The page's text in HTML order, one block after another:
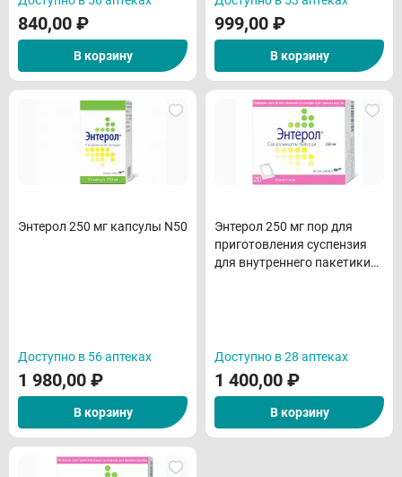
840,00 ₽
В корзину
999,00 ₽
В корзину
Энтерол 250 мг капсулы N50
Доступно в 56 аптеках
1 980,00 ₽
В корзину
Энтерол 250 мг пор для
приготовления суспензия
для внутреннего пакетики
Доступно в 28 аптеках
1 400,00 ₽
В корзину